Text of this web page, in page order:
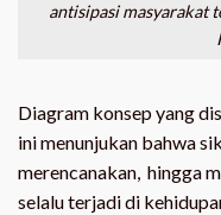
antisipasi masyarakat
Diagram konsep yang
ini menunjukan bahwa
merencanakan, hingga
selalu terjadi di